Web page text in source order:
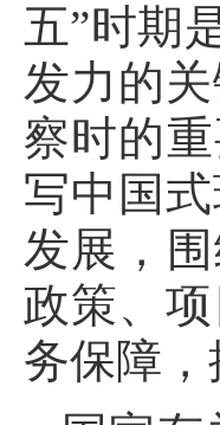
五”时期
发力的
察时的
写中国
发展，
政策、
务保障